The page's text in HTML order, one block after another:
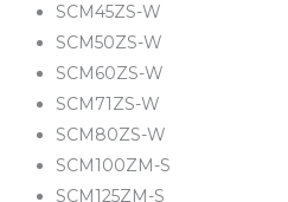
SCM45ZS-W
SCM50ZS-W
SCM60ZS-W
SCM71ZS-W
SCM80ZS-W
SCM100ZM-S
SCM125ZM-S